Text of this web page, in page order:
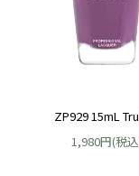
ZP929 15mL
1,980円(税